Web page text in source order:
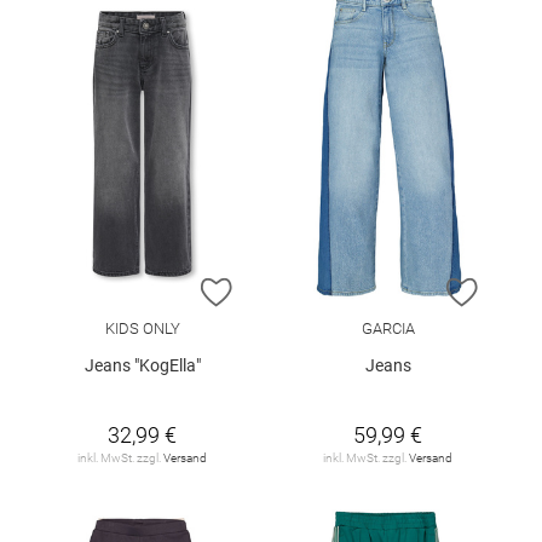
ZUR WUNSCHLISTE HINZUFÜGEN
KIDS ONLY
Jeans "KogElla"
32,99 €
inkl. MwSt. zzgl.Versand
ZUR
GARCIA
Jeans
59,99 €
inkl. MwSt. zzgl.Versand